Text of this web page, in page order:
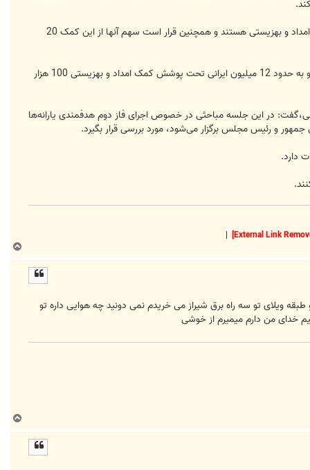
اگر اعتبار 5200 میلیارد تومانی - مبلغ کل کمک اقتصادی- را بین 62 میلیون ایرانی که 12 میلیون نفر آن تحت پوشش کمیته امداد و بهزیستی هستند و همچنین قرار است سهم آنها از این کمک 20
برهمین اساس، عیدانه دولت و مجلس به حدود 50 میلیون ایرانی 80 هزار تومان ( اعتباری معادل 4000 هزار میلیارد تومان) و به حدود 12 میلیون ایرانی تحت پوشش کمک امداد و بهزیستی 100 هزار
حمایت از تولید ملی و نظارت بر سیاست‌های کلی اصل 44 مجلس شورای اسلامی،گفت: در این جلسه مباحثی در خصوص اجرای فاز دوم هدفمندی یارانه‌ها
و رئیس مجلس برگزار می‌شود، مورد بررسی قرار بگیرد.
دارد.
|
ا
بخرید ؟ اگر سال 57 بود من باهاش حتما دو تا خونه دو طبقه ویلای تو سه راه برق شیراز می خریدم نمی دونید چه هوایی داره تو
ا